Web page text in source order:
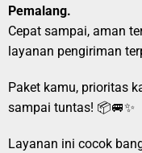
Pemalang.
Cepat sampai, aman
layanan pengiriman
Paket kamu, prioritas
sampai tuntas! 📦🚐✨
Layanan ini cocok